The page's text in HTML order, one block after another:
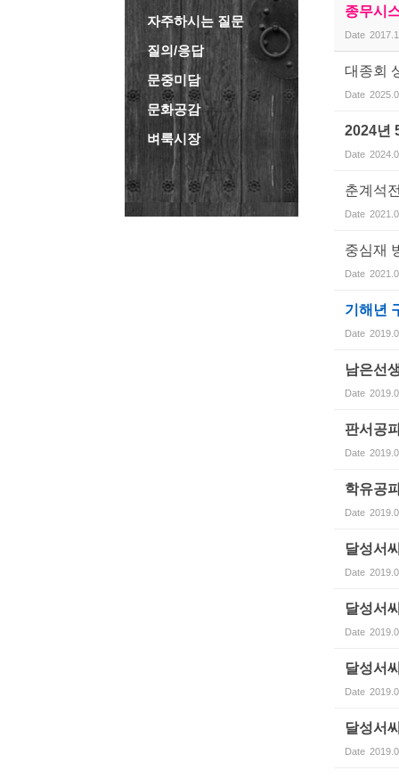
자주하시는 질문
질의/응답
문중미담
문화공감
벼룩시장
종무시
Date
대종회
Date
2024년
Date
춘계석
Date
중심재
Date
기해년
Date
남은선
Date
판서공
Date
학유공
Date
달성서
Date
달성서
Date
달성서
Date
달성서
Date